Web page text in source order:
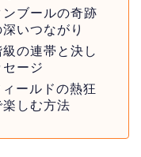
ブールの奇跡
いつながり
の連帯と決し
ージ
ールドの熱狂
しむ方法